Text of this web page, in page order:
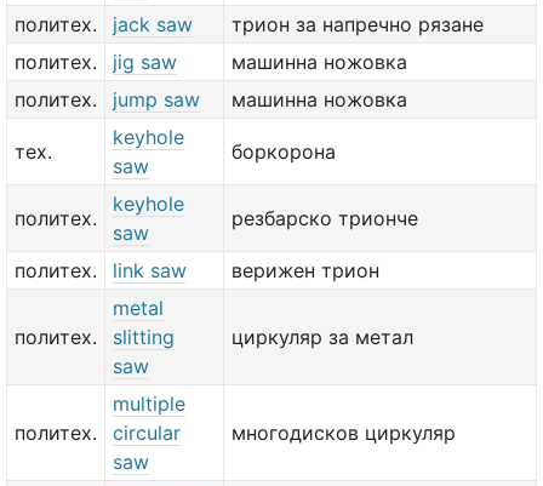
политех. jack saw
трион за напречно рязане
политех.
jig saw
машинна ножовка
политех.
jump saw машинна ножовка
тех.
keyhole
saw
боркорона
политех.
keyhole
saw
резбарско трионче
политех. link saw верижен трион
политех.
metal
slitting
saw
циркуляр за метал
политех.
multiple
circular
saw
многодисков циркуляр